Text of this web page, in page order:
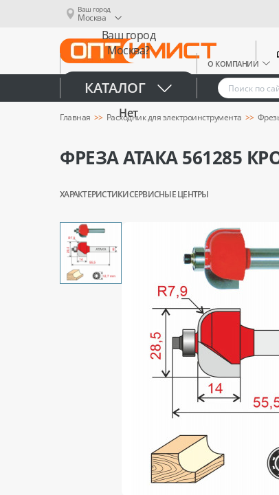
Ваш город
Москва
Ваш город
Москва?
Да
Нет
О КОМПАНИИ
КАТАЛОГ
Главная Расходник для электроинструмента
ФРЕЗА АТАКА 561285
ХАРАКТЕРИСТИКИСЕРВИСНЫЕ ЦЕНТРЫ